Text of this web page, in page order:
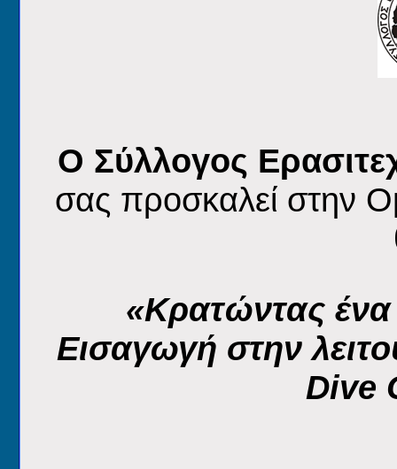
Ο Σύλλογος
σας προσκαλεί στην
«Κρατώντας
Εισαγωγή στην
Dive